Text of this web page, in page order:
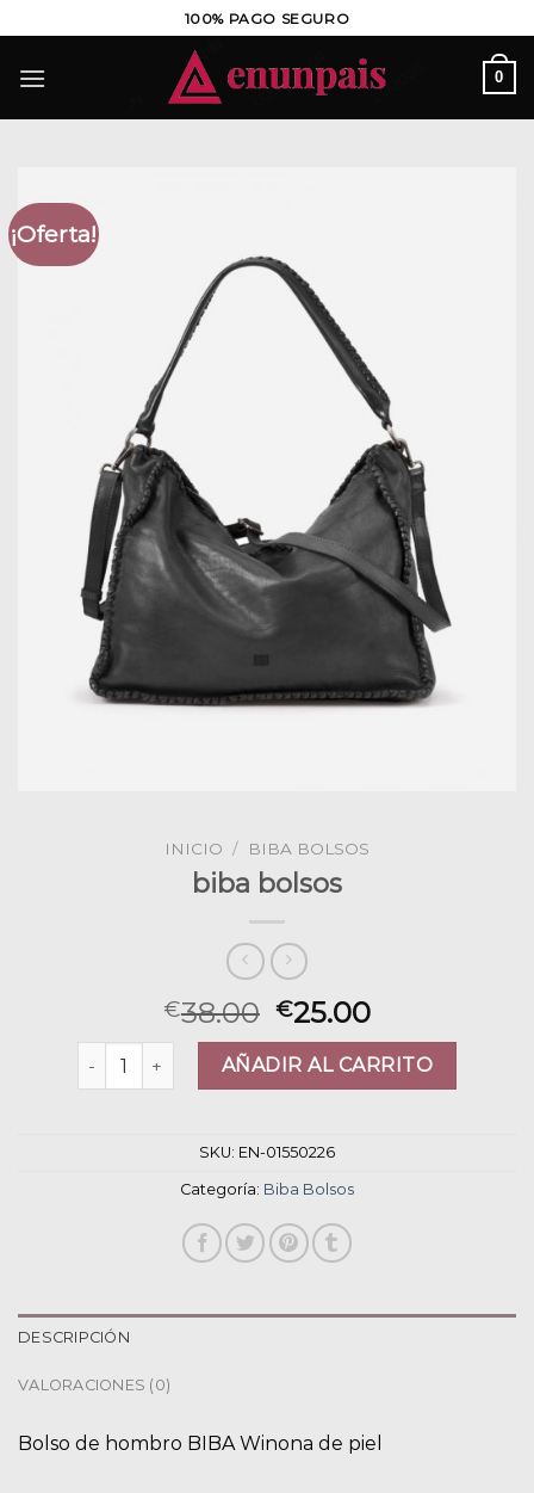
al
contenido
100% PAGO SEGURO
0
¡Oferta!
INICIO / BIBA BOLSOS
biba bolsos
€38.00 €25.00
biba bolsos cantidadAÑADIR AL CARRITO
SKU: EN-01550226
Categoría: Biba Bolsos
DESCRIPCIÓN
VALORACIONES (0)
Bolso de hombro BIBA Winona de piel